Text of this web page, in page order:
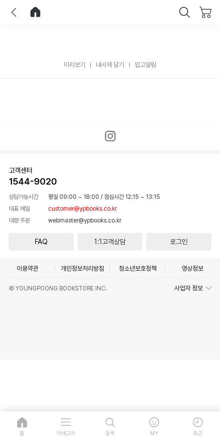
미리보기 내서재 담기 입고알림
고객센터
1544-9020
상담가능시간 평일 09:00 ~ 18:00 / 점심시간 12:15 ~ 13:15
대표 메일
customer@ypbooks.co.kr
대량 주문
webmaster@ypbooks.co.kr
FAQ 1:1고객상담 로그인
이용약관 개인정보처리방침 청소년보호정책 영상정보
© YOUNGPOONG BOOKSTORE INC. 사업자 정보
홈 카테고리 검색 MY 최근